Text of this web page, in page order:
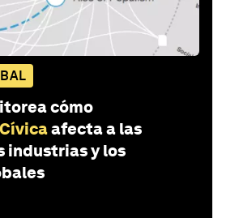
cómo
afecta a las
industrias y los